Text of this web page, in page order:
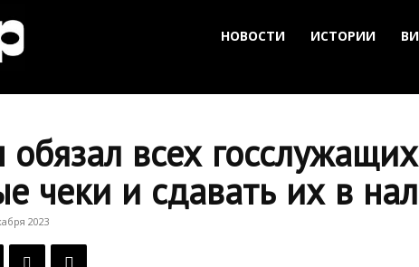
Новости
Кыргызстана
НОВОСТИ ИСТОРИИ
всех
чеки и сдавать их в
2023